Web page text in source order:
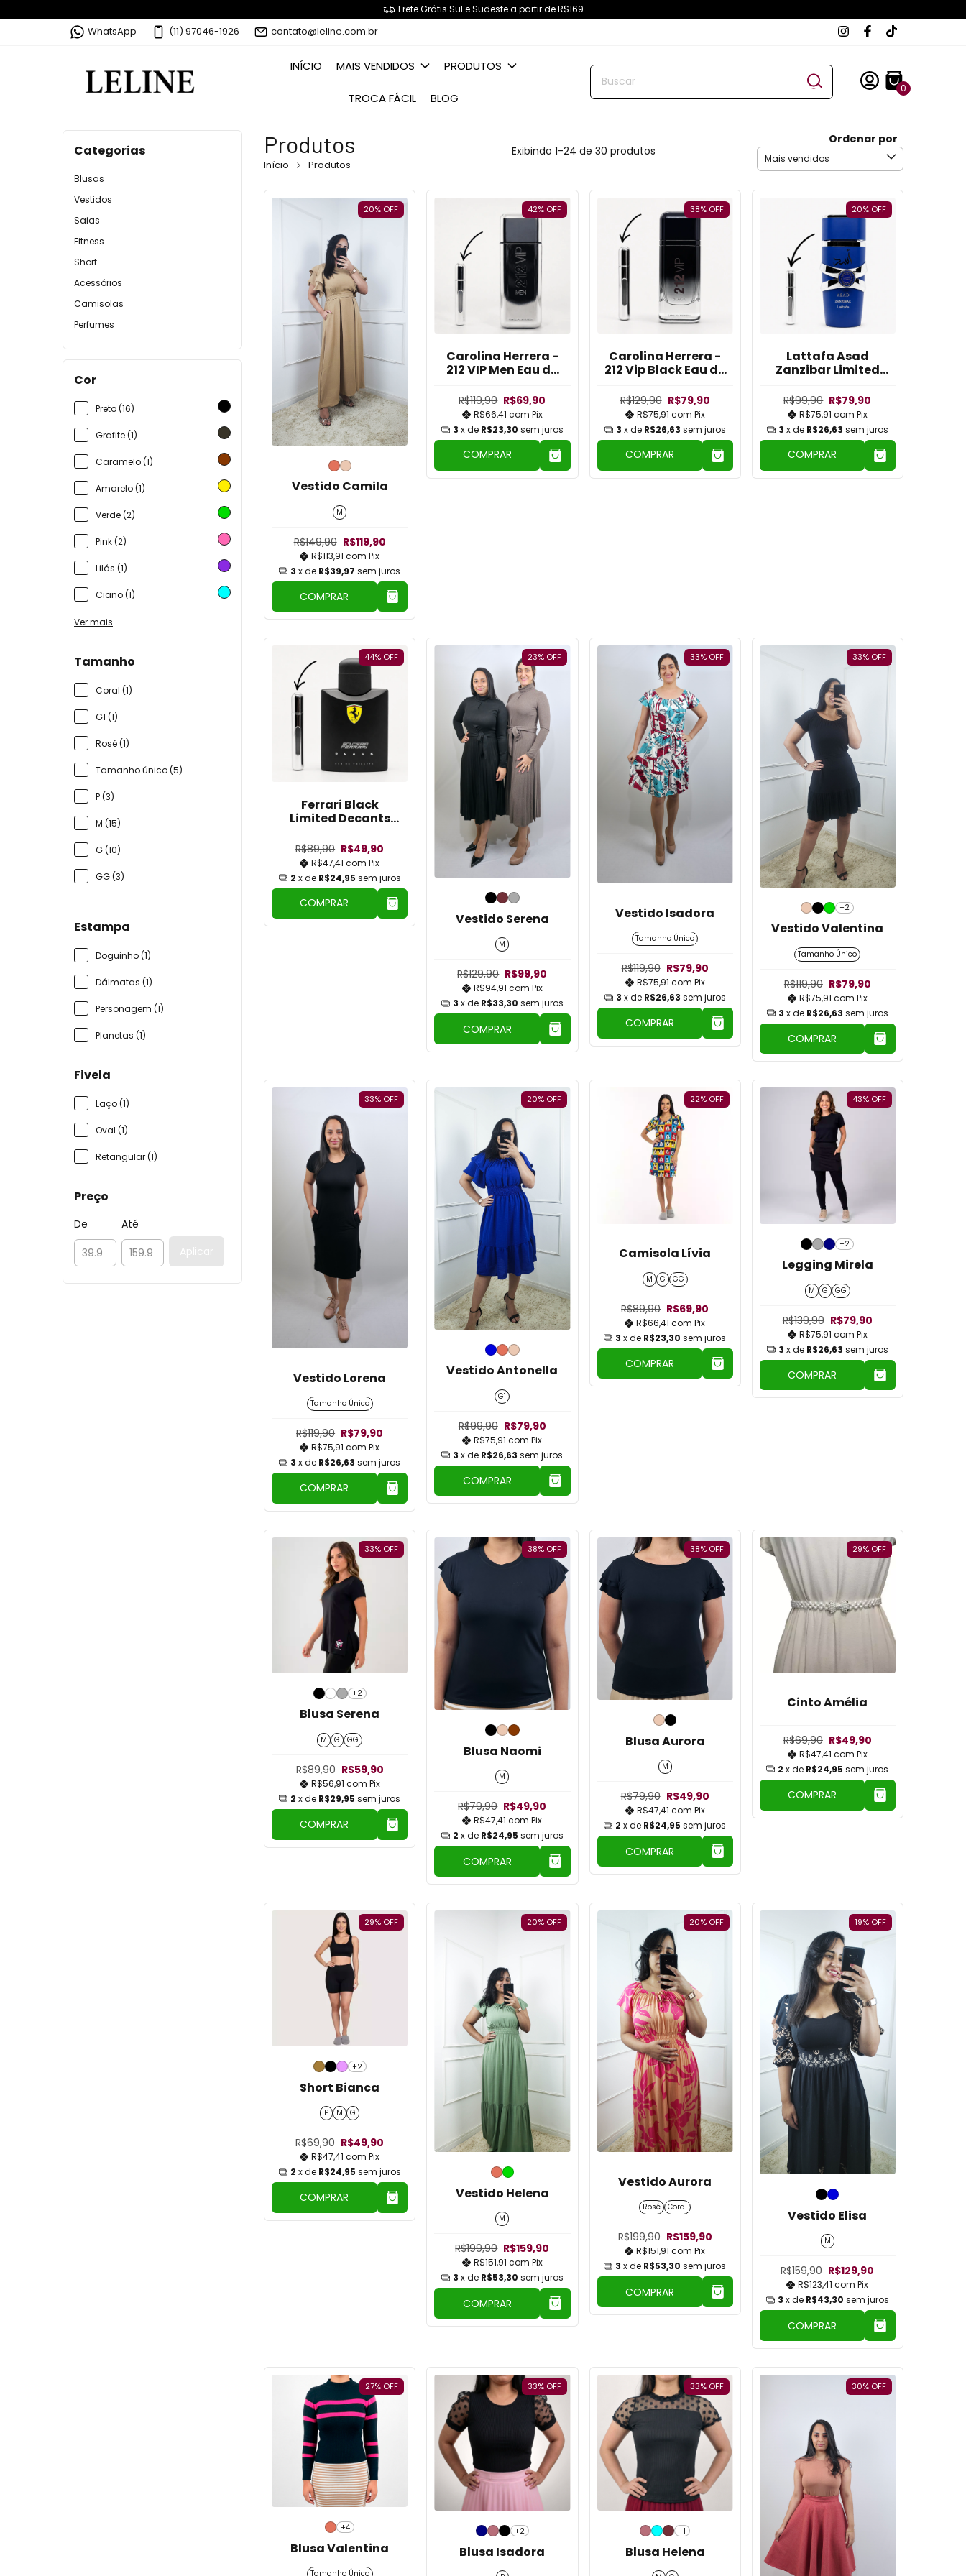
Frete Grátis Sul e Sudeste a partir de R$169
WhatsApp (11) 97046-1926 contato@leline.com.br
INÍCIO MAIS VENDIDOS PRODUTOS
TROCA FÁCIL BLOG
0
Categorias
Blusas
Vestidos
Saias
Fitness
Short
Acessórios
Camisolas
Perfumes
Cor
Preto (16)
Grafite (1)
Caramelo (1)
Amarelo (1)
Verde (2)
Pink (2)
Lilás (1)
Ciano (1)
Ver mais
Tamanho
Coral (1)
G1 (1)
Rosé (1)
Tamanho único (5)
P (3)
M (15)
G (10)
GG (3)
Estampa
Doguinho (1)
Dálmatas (1)
Personagem (1)
Planetas (1)
Fivela
Laço (1)
Oval (1)
Retangular (1)
Preço
De
Até
Aplicar
Produtos
Início Produtos
Exibindo 1-24 de 30 produtos
Ordenar por
20% OFF
Vestido Camila
M
R$149,90 R$119,90
R$113,91com Pix
3 x de R$39,97 sem juros
COMPRAR
42% OFF
Carolina Herrera -
212 VIP Men Eau de
Decants 10ml
R$119,90 R$69,90
R$66,41 com Pix
3 x de R$23,30 sem juros
COMPRAR
38% OFF
Carolina Herrera -
212 Vip Black Eau de
Decants 10ml
R$129,90 R$79,90
R$75,91 com Pix
3 x de R$26,63 sem juros
COMPRAR
20% OFF
Lattafa Asad
Zanzibar Limited
R$99,90 R$79,90
R$75,91 com Pix
3 x de R$26,63 sem juros
COMPRAR
44% OFF
Ferrari Black
Limited Decants
R$89,90 R$49,90
R$47,41com Pix
2 x de R$24,95 sem juros
COMPRAR
23% OFF
Vestido Serena
M
R$129,90 R$99,90
R$94,91 com Pix
3 x de R$33,30 sem juros
COMPRAR
33% OFF
Vestido Isadora
Tamanho Único
R$119,90 R$79,90
R$75,91 com Pix
3 x de R$26,63 sem juros
COMPRAR
33% OFF
+2
Vestido Valentina
Tamanho Único
R$119,90 R$79,90
R$75,91 com Pix
3 x de R$26,63 sem juros
COMPRAR
33% OFF
Vestido Lorena
Tamanho Único
R$119,90 R$79,90
R$75,91com Pix
3 x de R$26,63 sem juros
COMPRAR
20% OFF
Vestido Antonella
G1
R$99,90 R$79,90
R$75,91com Pix
3 x de R$26,63 sem juros
COMPRAR
22% OFF
Camisola Lívia
M G GG
R$89,90 R$69,90
R$66,41com Pix
3 x de R$23,30 sem juros
COMPRAR
43% OFF
+2
Legging Mirela
M G GG
R$139,90 R$79,90
R$75,91 com Pix
3 x de R$26,63 sem juros
COMPRAR
33% OFF
+2
Blusa Serena
M G GG
R$89,90 R$59,90
R$56,91 com Pix
2 x de R$29,95 sem juros
COMPRAR
38% OFF
Blusa Naomi
M
R$79,90 R$49,90
R$47,41com Pix
2 x de R$24,95 sem juros
COMPRAR
38% OFF
Blusa Aurora
M
R$79,90 R$49,90
R$47,41 com Pix
2 x de R$24,95 sem juros
COMPRAR
29% OFF
Cinto Amélia
R$69,90 R$49,90
R$47,41 com Pix
2 x de R$24,95 sem juros
COMPRAR
29% OFF
+2
Short Bianca
P M G
R$69,90 R$49,90
R$47,41com Pix
2 x de R$24,95 sem juros
COMPRAR
20% OFF
Vestido Helena
M
R$199,90 R$159,90
R$151,91 com Pix
3 x de R$53,30 sem juros
COMPRAR
20% OFF
Vestido Aurora
Rosé Coral
R$199,90 R$159,90
R$151,91com Pix
3 x de R$53,30 sem juros
COMPRAR
19% OFF
Vestido Elisa
M
R$159,90 R$129,90
R$123,41com Pix
3 x de R$43,30 sem juros
COMPRAR
27% OFF
+4
Blusa Valentina
Tamanho Único
33% OFF
+2
Blusa Isadora
33% OFF
+1
Blusa Helena
30% OFF